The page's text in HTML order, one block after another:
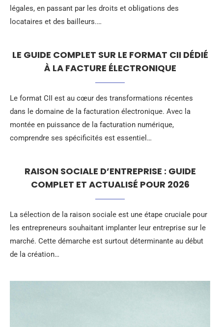
légales, en passant par les droits et obligations des
locataires et des bailleurs.…
LE GUIDE COMPLET SUR LE FORMAT CII DÉDIÉ
À LA FACTURE ÉLECTRONIQUE
Le format CII est au cœur des transformations récentes
dans le domaine de la facturation électronique. Avec la
montée en puissance de la facturation numérique,
comprendre ses spécificités est essentiel…
RAISON SOCIALE D’ENTREPRISE : GUIDE
COMPLET ET ACTUALISÉ POUR 2026
La sélection de la raison sociale est une étape cruciale pour
les entrepreneurs souhaitant implanter leur entreprise sur le
marché. Cette démarche est surtout déterminante au début
de la création…